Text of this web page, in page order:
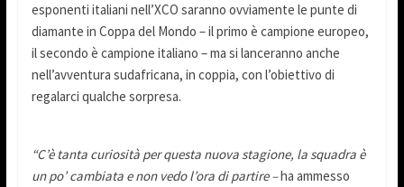
esponenti italiani nell’XCO saranno ovviamente le punte di
diamante in Coppa del Mondo – il primo è campione europeo,
il secondo è campione italiano – ma si lanceranno anche
nell’avventura sudafricana, in coppia, con l’obiettivo di
regalarci qualche sorpresa.
“C’è tanta curiosità per questa nuova stagione, la squadra è
un po’ cambiata e non vedo l’ora di partire –ha ammesso